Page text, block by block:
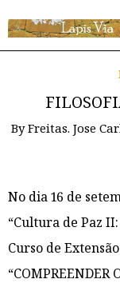
ByFreitas. Jose
No dia 16 de
“Cultura de Paz
Curso de
“COMPREENDER